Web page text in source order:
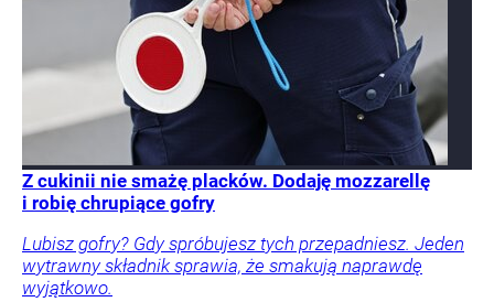
Z cukinii nie smażę placków. Dodaję mozzarellę
i robię chrupiące gofry
Lubisz gofry? Gdy spróbujesz tych przepadniesz. Jeden
wytrawny składnik sprawia, że smakują naprawdę
wyjątkowo.